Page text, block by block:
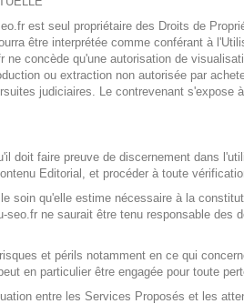
est seul propriétaire des Droits de
être interprétée comme conférant à
ne concède qu'une autorisation de
ou extraction non autorisée par
judiciaires. Le contrevenant
doit faire preuve de discernement dans
Editorial, et procéder à toute
soin qu'elle estime nécessaire à la
seo.fr ne saurait être tenu responsable
et périls notamment en ce qui
en particulier être engagée pour toute
entre les Services Proposés et les